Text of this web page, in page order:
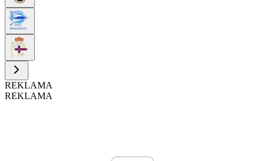
REKLAMA
REKLAMA